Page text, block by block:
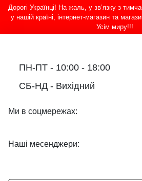
Дорогі Українці! На жаль, у зв’язку з
у нашій країні, інтернет-магазин та
Усім миру!!!
ПН-ПТ - 10:00 - 18:00
СБ-НД - Вихідний
Ми в соцмережах:
Наші месенджери: